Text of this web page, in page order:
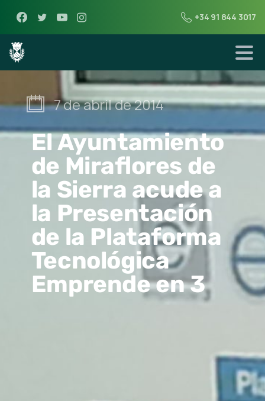
+34 91 844 3017
7 de abril de 2014
El Ayuntamiento
de Miraflores de
la Sierra acude a
la Presentación
de la Plataforma
Tecnológica
Emprende en 3